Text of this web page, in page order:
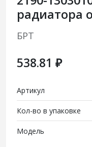
радиатора
БРТ
538.81 ₽
Артикул
Кол-во в упаковке
Модель